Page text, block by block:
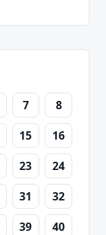
7
8
15
16
23
24
31
32
39
40